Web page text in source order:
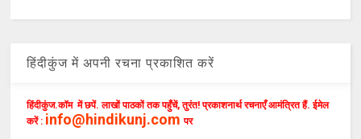
हिंदीकुंज में अपनी रचना प्रकाशित करें
हिंदीकुंज.कॉम में छपें. लाखों पाठकों तक पहुँचें, तुरंत! प्रकाशनार्थ रचनाएँ आमंत्रित हैं. ईमेल
करें : info@hindikunj.com पर